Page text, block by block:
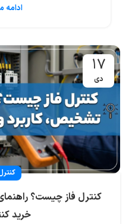
ادامه
۱۷
دی
کنترل فاز چیست؟
خرید